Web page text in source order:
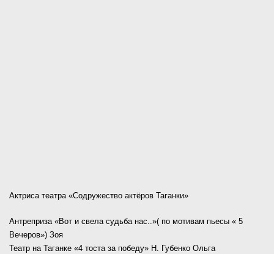
Актриса театра «Содружество актёров Таганки»
Антреприза «Вот и свела судьба нас..»( по мотивам пьесы « 5
Вечеров») Зоя
Театр на Таганке «4 тоста за победу» Н. Губенко Ольга